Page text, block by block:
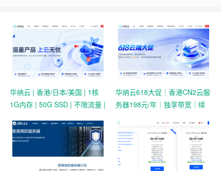
华纳云 | 香港/日本/美国 | 1核
1G内存 | 50G SSD | 不限流量 |
华纳云618大促｜香港CN2云服
务器198元/年｜独享带宽｜续